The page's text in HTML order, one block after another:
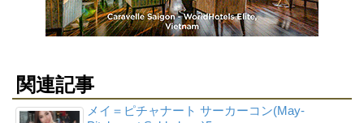
関連記事
メイ＝ピチャナート サーカーコン(May-